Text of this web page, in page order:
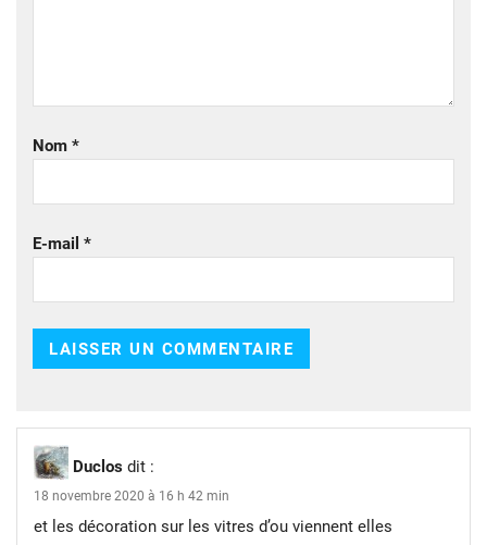
Nom *
E-mail *
Duclos dit :
18 novembre 2020 à 16 h 42 min
et les décoration sur les vitres d’ou viennent elles